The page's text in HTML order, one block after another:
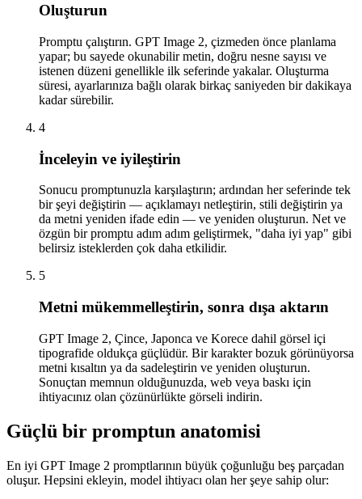
Oluşturun
Promptu çalıştırın. GPT Image 2, çizmeden önce planlama
yapar; bu sayede okunabilir metin, doğru nesne sayısı ve
istenen düzeni genellikle ilk seferinde yakalar. Oluşturma
süresi, ayarlarınıza bağlı olarak birkaç saniyeden bir dakikaya
kadar sürebilir.
4
İnceleyin ve iyileştirin
Sonucu promptunuzla karşılaştırın; ardından her seferinde tek
bir şeyi değiştirin — açıklamayı netleştirin, stili değiştirin ya
da metni yeniden ifade edin — ve yeniden oluşturun. Net ve
özgün bir promptu adım adım geliştirmek, "daha iyi yap" gibi
belirsiz isteklerden çok daha etkilidir.
5
Metni mükemmelleştirin, sonra dışa aktarın
GPT Image 2, Çince, Japonca ve Korece dahil görsel içi
tipografide oldukça güçlüdür. Bir karakter bozuk görünüyorsa
metni kısaltın ya da sadeleştirin ve yeniden oluşturun.
Sonuçtan memnun olduğunuzda, web veya baskı için
ihtiyacınız olan çözünürlükte görseli indirin.
Güçlü bir promptun anatomisi
En iyi GPT Image 2 promptlarının büyük çoğunluğu beş parçadan
oluşur. Hepsini ekleyin, model ihtiyacı olan her şeye sahip olur: